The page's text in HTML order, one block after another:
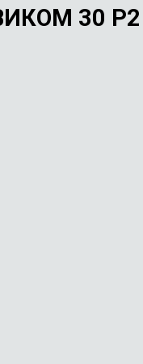
30 Р2